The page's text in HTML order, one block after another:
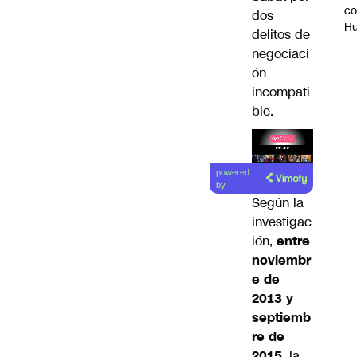
dos
delitos de
negociaci
ón
incompati
ble.
Lea el
artículo
powered
by
Según la
investigac
ión, entre
noviembr
e de
2013 y
septiemb
re de